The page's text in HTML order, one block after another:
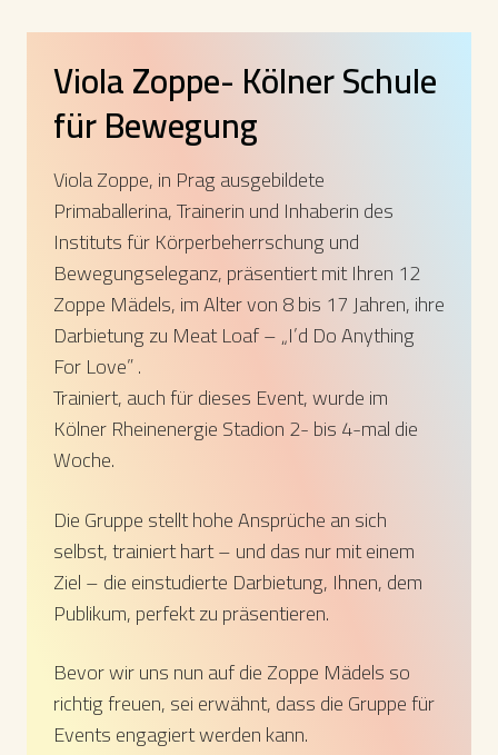
Viola Zoppe- Kölner Schule
für Bewegung
Viola Zoppe, in Prag ausgebildete
Primaballerina, Trainerin und Inhaberin des
Instituts für Körperbeherrschung und
Bewegungseleganz, präsentiert mit Ihren 12
Zoppe Mädels, im Alter von 8 bis 17 Jahren, ihre
Darbietung zu Meat Loaf – „I’d Do Anything
For Love” .
Trainiert, auch für dieses Event, wurde im
Kölner Rheinenergie Stadion 2- bis 4-mal die
Woche.
Die Gruppe stellt hohe Ansprüche an sich
selbst, trainiert hart – und das nur mit einem
Ziel – die einstudierte Darbietung, Ihnen, dem
Publikum, perfekt zu präsentieren.
Bevor wir uns nun auf die Zoppe Mädels so
richtig freuen, sei erwähnt, dass die Gruppe für
Events engagiert werden kann.